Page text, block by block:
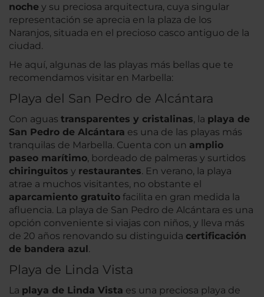
noche y su preciosa arquitectura, cuya singular
representación se aprecia en la plaza de los
Naranjos, situada en el precioso casco antiguo de la
ciudad.
He aquí, algunas de las playas más bellas que te
recomendamos visitar en Marbella:
Playa del San Pedro de Alcántara
Con aguas transparentes y cristalinas, la playa de
San Pedro de Alcántara es una de las playas más
tranquilas de Marbella. Cuenta con un amplio
paseo marítimo, bordeado de palmeras y surtidos
chiringuitos y restaurantes. En verano, la playa
atrae a muchos visitantes, no obstante el
aparcamiento gratuito facilita en gran medida la
afluencia. La playa de San Pedro de Alcántara es una
opción conveniente si viajas con niños, y lleva más
de 20 años renovando su distinguida certificación
de bandera azul.
Playa de Linda Vista
La playa de Linda Vista es una preciosa playa de